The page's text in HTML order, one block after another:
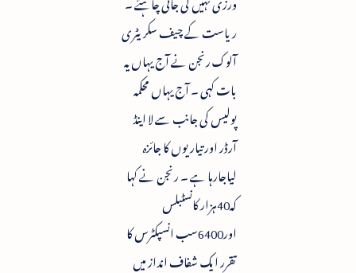
ریاست کے چیف سکریٹری
آلوک رنجن نے آج یہاں یہ
بات کہی ۔ آج یہاں محکمہ
پولیس کی جانب سے لا اینڈ
آرڈر اور تیاریوں کا جائزہ
لیاجارہا ہے ۔ رنجن نے کہا
کہ40ہزار کانسٹبلس
اور6400سب انسپکٹرس کا
تقرر ایک شفاف انداز میں